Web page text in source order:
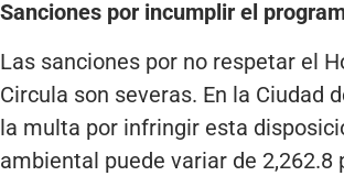
Sanciones por incumplir el
Las sanciones por no respetar el
Circula son severas. En la Ciudad
la multa por infringir esta
ambiental puede variar de 2,262.8